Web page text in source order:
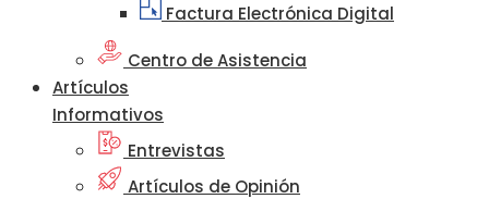
Factura Electrónica Digital
Centro de Asistencia
Artículos
Informativos
Entrevistas
Artículos de Opinión